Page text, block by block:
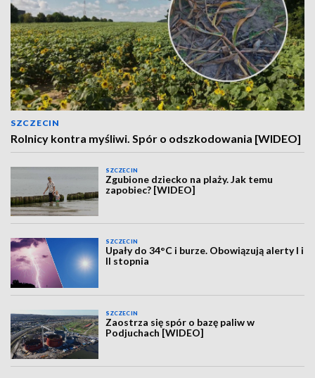
SZCZECIN
Rolnicy kontra myśliwi. Spór o odszkodowania [WIDEO]
SZCZECIN
Zgubione dziecko na plaży. Jak temu
zapobiec? [WIDEO]
SZCZECIN
Upały do 34°C i burze. Obowiązują alerty I i
II stopnia
SZCZECIN
Zaostrza się spór o bazę paliw w
Podjuchach [WIDEO]